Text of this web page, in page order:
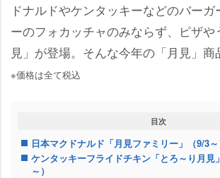
ドナルドやケンタッキーなどのバー
ーのフォカッチャのみならず、ピザや
見」が登場。そんな今年の「月見」商
※価格は全て税込
目次
日本マクドナルド「月見ファミリー」（9/3～
ケンタッキーフライドチキン「とろ～り月見
～）